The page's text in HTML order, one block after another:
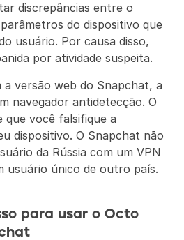
discrepâncias entre o
do dispositivo que
usuário. Por causa disso,
por atividade suspeita.
versão web do Snapchat, a
navegador antidetecção. O
dispositivo. O Snapchat não
da Rússia com um VPN
usuário único de outro país.
para usar o Octo